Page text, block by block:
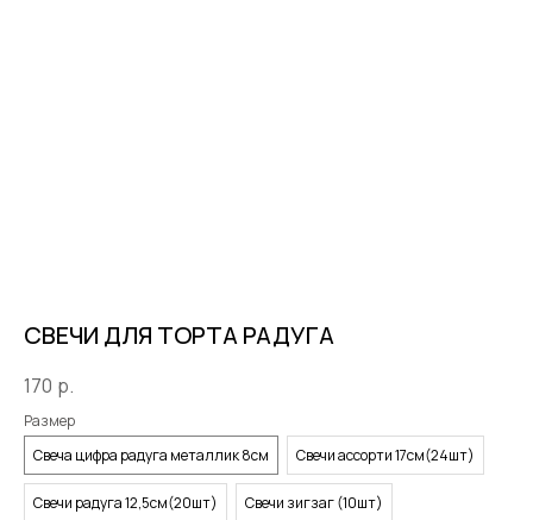
СВЕЧИ ДЛЯ ТОРТА РАДУГА
170 р.
Размер
Свеча цифра радуга металлик 8см
Свечи ассорти 17см(24шт)
Свечи радуга 12,5см(20шт) Свечи зигзаг (10шт)